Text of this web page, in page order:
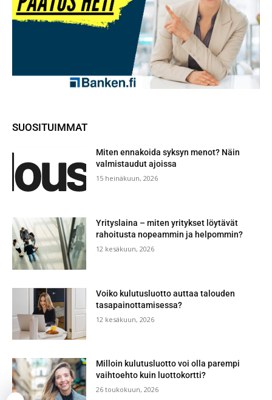
SUOSITUIMMAT
Miten ennakoida syksyn menot? Näin
valmistaudut ajoissa
15 heinäkuun, 2026
Yrityslaina – miten yritykset löytävät
rahoitusta nopeammin ja helpommin?
12 kesäkuun, 2026
Voiko kulutusluotto auttaa talouden
tasapainottamisessa?
12 kesäkuun, 2026
Milloin kulutusluotto voi olla parempi
vaihtoehto kuin luottokortti?
26 toukokuun, 2026